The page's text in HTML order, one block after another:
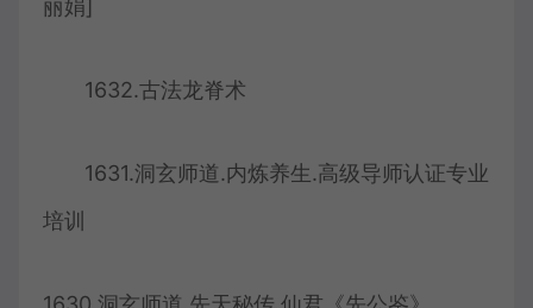
丽娟]
1632.古法龙脊术
1631.洞玄师道.内炼养生.高级导师认证专业
培训